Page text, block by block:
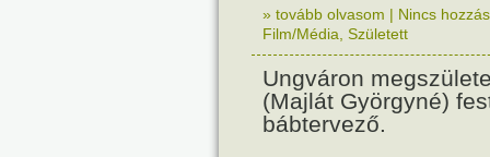
» tovább olvasom | Nincs
Film/Média Született
Ungváron
(Majlát Györgyné)
bábtervező.